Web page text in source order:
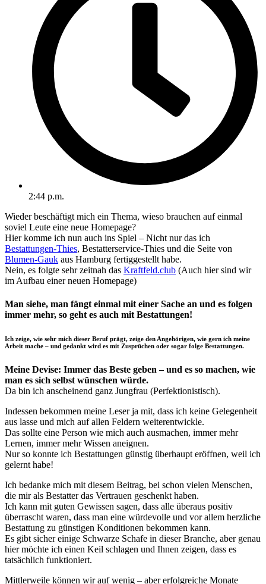
2:44 p.m.
Wieder beschäftigt mich ein Thema, wieso brauchen auf einmal
soviel Leute eine neue Homepage?
Hier komme ich nun auch ins Spiel – Nicht nur das ich
Bestattungen-Thies, Bestatterservice-Thies und die Seite von
Blumen-Gauk aus Hamburg fertiggestellt habe.
Nein, es folgte sehr zeitnah das Kraftfeld.club (Auch hier sind wir
im Aufbau einer neuen Homepage)
Man siehe, man fängt einmal mit einer Sache an und es folgen
immer mehr, so geht es auch mit Bestattungen!
Ich zeige, wie sehr mich dieser Beruf prägt, zeige den Angehörigen, wie gern ich meine
Arbeit mache – und gedankt wird es mit Zusprüchen oder sogar folge Bestattungen.
Meine Devise: Immer das Beste geben – und es so machen, wie
man es sich selbst wünschen würde.
Da bin ich anscheinend ganz Jungfrau (Perfektionistisch).
Indessen bekommen meine Leser ja mit, dass ich keine Gelegenheit
aus lasse und mich auf allen Feldern weiterentwickle.
Das sollte eine Person wie mich auch ausmachen, immer mehr
Lernen, immer mehr Wissen aneignen.
Nur so konnte ich Bestattungen günstig überhaupt eröffnen, weil ich
gelernt habe!
Ich bedanke mich mit diesem Beitrag, bei schon vielen Menschen,
die mir als Bestatter das Vertrauen geschenkt haben.
Ich kann mit guten Gewissen sagen, dass alle überaus positiv
überrascht waren, dass man eine würdevolle und vor allem herzliche
Bestattung zu günstigen Konditionen bekommen kann.
Es gibt sicher einige Schwarze Schafe in dieser Branche, aber genau
hier möchte ich einen Keil schlagen und Ihnen zeigen, dass es
tatsächlich funktioniert.
Mittlerweile können wir auf wenig – aber erfolgreiche Monate